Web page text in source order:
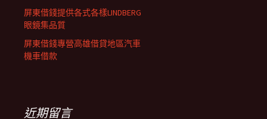
屏東借錢提供各式各樣LINDBERG
眼鏡集品質
屏東借錢專營高雄借貸地區汽車
機車借款
近期留言